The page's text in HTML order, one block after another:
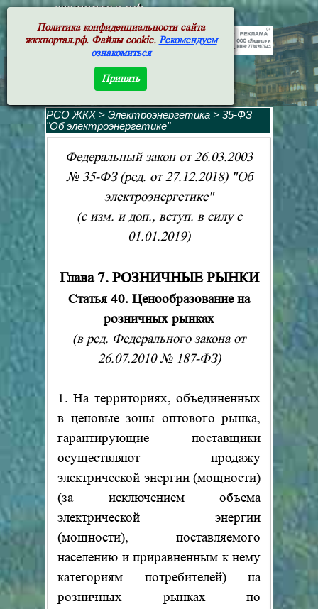
жкхпортал.рф
РСО ЖКХ> Электроэнергетика > 35-ФЗ
"Об электроэнергетике"
Федеральный закон от 26.03.2003
№ 35-ФЗ (ред. от 27.12.2018) "Об
электроэнергетике"
(с изм. и доп., вступ. в силу с
01.01.2019)
Глава 7. РОЗНИЧНЫЕ РЫНКИ
Статья 40. Ценообразование на
розничных рынках
(в ред. Федерального закона от
26.07.2010 № 187-ФЗ)
1. На территориях, объединенных
в ценовые зоны оптового рынка,
гарантирующие поставщики
осуществляют продажу
электрической энергии (мощности)
(за исключением объема
электрической энергии
(мощности), поставляемого
населению и приравненным к нему
категориям потребителей) на
розничных рынках по
Политика конфиденциальности сайта
жкхпортал.рф. Файлы cookie. Рекомендуем
ознакомиться
Принять